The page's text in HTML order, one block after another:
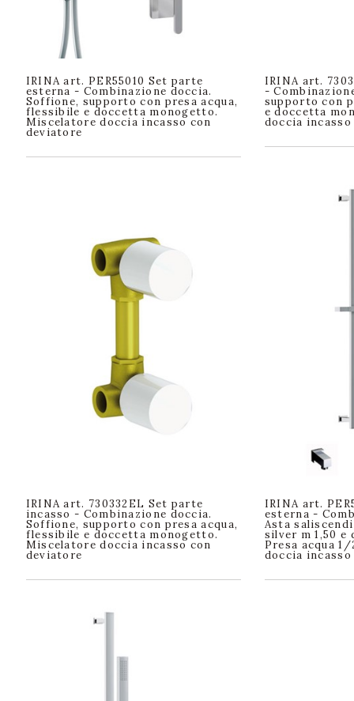
IRINA art. PER55010 Set parte
esterna - Combinazione doccia.
Soffione, supporto con presa acqua,
flessibile e doccetta monogetto.
Miscelatore doccia incasso con
deviatore
IRINA art.
-
supporto con
e doccetta
doccia
IRINA art. 730332EL Set parte
incasso - Combinazione doccia.
Soffione, supporto con presa acqua,
flessibile e doccetta monogetto.
Miscelatore doccia incasso con
deviatore
IRINA art.
esterna -
Asta
silver m 1,50
Presa acqua
doccia incasso